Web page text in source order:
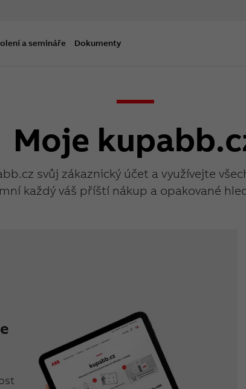
a semináře Dokumenty
Moje
svůj zákaznický účet a využívejte
každý váš příští nákup a opakované